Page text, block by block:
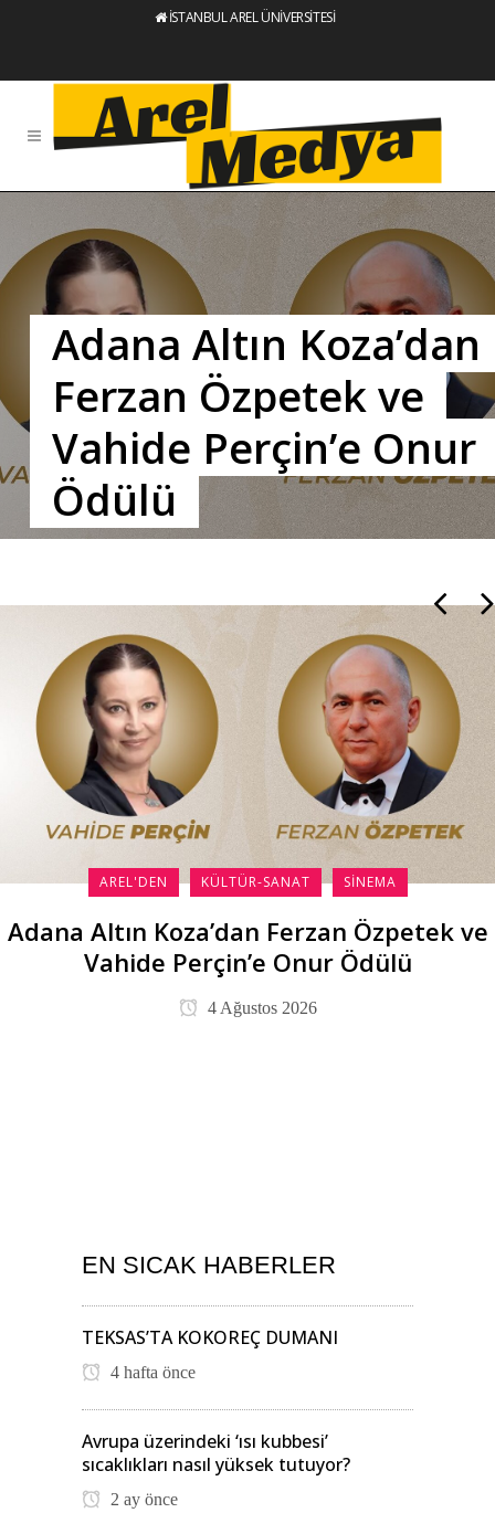
İSTANBUL AREL ÜNİVERSİTESİ
Adana Altın Koza’dan
Ferzan Özpetek ve
Vahide Perçin’e Onur
Ödülü
AREL'DEN KÜLTÜR-SANAT SINEMA
Adana Altın Koza’dan Ferzan Özpetek ve
Vahide Perçin’e Onur Ödülü
4 Ağustos 2026
EN SICAK HABERLER
TEKSAS’TA KOKOREÇ DUMANI
4 hafta önce
Avrupa üzerindeki ‘ısı kubbesi’
sıcaklıkları nasıl yüksek tutuyor?
2 ay önce